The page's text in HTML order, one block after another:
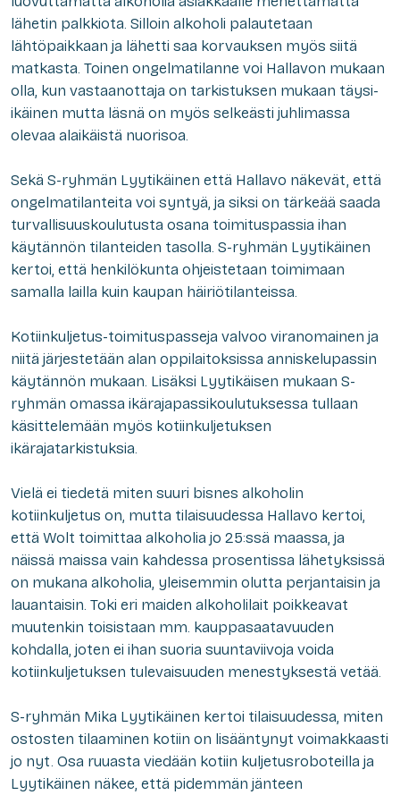
lähetin palkkiota. Silloin alkoholi palautetaan
lähtöpaikkaan ja lähetti saa korvauksen myös siitä
matkasta. Toinen ongelmatilanne voi Hallavon mukaan
olla, kun vastaanottaja on tarkistuksen mukaan täysi-
ikäinen mutta läsnä on myös selkeästi juhlimassa
olevaa alaikäistä nuorisoa.
Sekä S-ryhmän Lyytikäinen että Hallavo näkevät, että
ongelmatilanteita voi syntyä, ja siksi on tärkeää saada
turvallisuuskoulutusta osana toimituspassia ihan
käytännön tilanteiden tasolla. S-ryhmän Lyytikäinen
kertoi, että henkilökunta ohjeistetaan toimimaan
samalla lailla kuin kaupan häiriötilanteissa.
Kotiinkuljetus-toimituspasseja valvoo viranomainen ja
niitä järjestetään alan oppilaitoksissa anniskelupassin
käytännön mukaan. Lisäksi Lyytikäisen mukaan S-
ryhmän omassa ikärajapassikoulutuksessa tullaan
käsittelemään myös kotiinkuljetuksen
ikärajatarkistuksia.
Vielä ei tiedetä miten suuri bisnes alkoholin
kotiinkuljetus on, mutta tilaisuudessa Hallavo kertoi,
että Wolt toimittaa alkoholia jo 25:ssä maassa, ja
näissä maissa vain kahdessa prosentissa lähetyksissä
on mukana alkoholia, yleisemmin olutta perjantaisin ja
lauantaisin. Toki eri maiden alkoholilait poikkeavat
muutenkin toisistaan mm. kauppasaatavuuden
kohdalla, joten ei ihan suoria suuntaviivoja voida
kotiinkuljetuksen tulevaisuuden menestyksestä vetää.
S-ryhmän Mika Lyytikäinen kertoi tilaisuudessa, miten
ostosten tilaaminen kotiin on lisääntynyt voimakkaasti
jo nyt. Osa ruuasta viedään kotiin kuljetusroboteilla ja
Lyytikäinen näkee, että pidemmän jänteen